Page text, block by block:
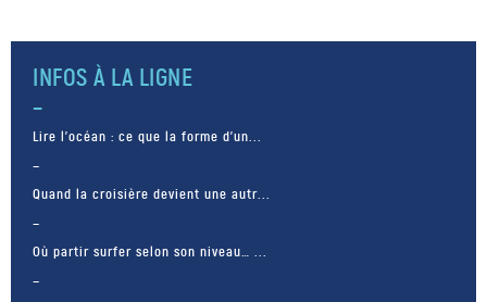
INFOS À LA LIGNE
Lire l’océan : ce que la forme d’un...
Quand la croisière devient une autr...
Où partir surfer selon son niveau… ...